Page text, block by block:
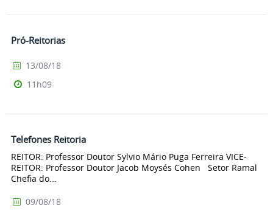
Pró-Reitorias
13/08/18
11h09
Telefones Reitoria
REITOR: Professor Doutor Sylvio Mário Puga Ferreira VICE-
REITOR: Professor Doutor Jacob Moysés Cohen Setor Ramal
Chefia do...
09/08/18